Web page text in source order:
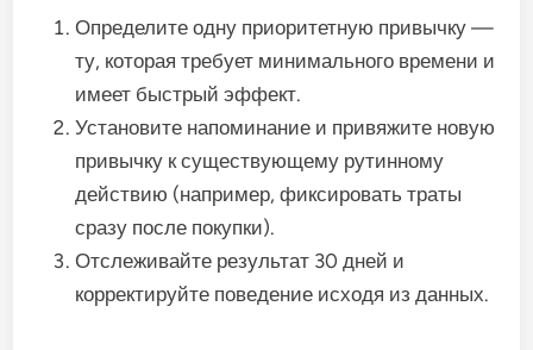
Определите одну приоритетную привычку —
ту, которая требует минимального времени и
имеет быстрый эффект.
Установите напоминание и привяжите новую
привычку к существующему рутинному
действию (например, фиксировать траты
сразу после покупки).
Отслеживайте результат 30 дней и
корректируйте поведение исходя из данных.